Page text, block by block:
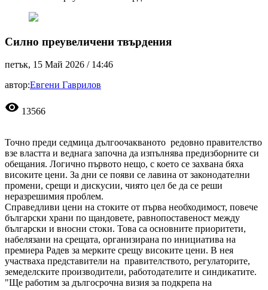
Силно преувеличени твърдения
петък, 15 Май 2026 / 14:46
автор:Евгени Гаврилов
visibility 13566
Точно преди седмица дългоочакваното редовно правителство
взе властта и веднага започна да изпълнява предизборните си
обещания. Логично първото нещо, с което се захвана бяха
високите цени. За дни се появи се лавина от законодателни
промени, срещи и дискусии, чиято цел бе да се реши
неразрешимия проблем.
Справедливи цени на стоките от първа необходимост, повече
български храни по щандовете, равнопоставеност между
български и вносни стоки. Това са основните приоритети,
набелязани на срещата, организирана по инициатива на
премиера Радев за мерките срещу високите цени. В нея
участваха представители на правителството, регулаторите,
земеделските производители, работодателите и синдикатите.
"Ще работим за дългосрочна визия за подкрепа на